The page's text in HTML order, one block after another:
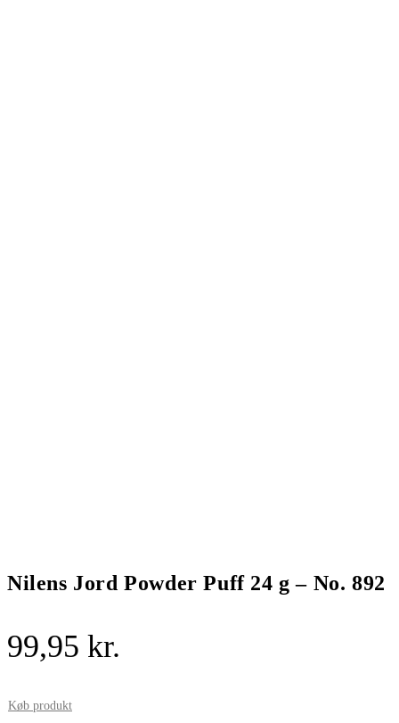
Nilens Jord Powder Puff 24 g – No. 892
99,95 kr.
Køb produkt